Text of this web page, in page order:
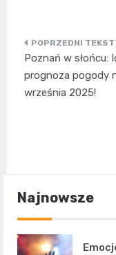
Nawigacja
wpisu
Poznań w słońcu:
prognoza pogody
września 2025!
Najnowsze